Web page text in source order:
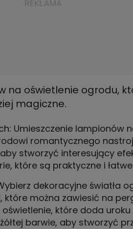
na oświetlenie ogrodu,
magiczne.
Umieszczenie lampionów
romantycznego
stworzyć interesujący
które są praktyczne i łatwe
dekoracyjne światła
można zawiesić na
które doda
barwie, aby stworzyć